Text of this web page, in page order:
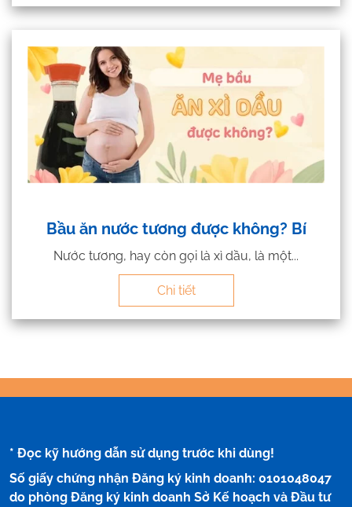
Bầu ăn nước tương được không? Bí
Nước tương, hay còn gọi là xì dầu, là một...
Chi tiết
* Đọc kỹ hướng dẫn sử dụng trước khi dùng!
Số giấy chứng nhận Đăng ký kinh doanh: 0101048047
do phòng Đăng ký kinh doanh Sở Kế hoạch và Đầu tư